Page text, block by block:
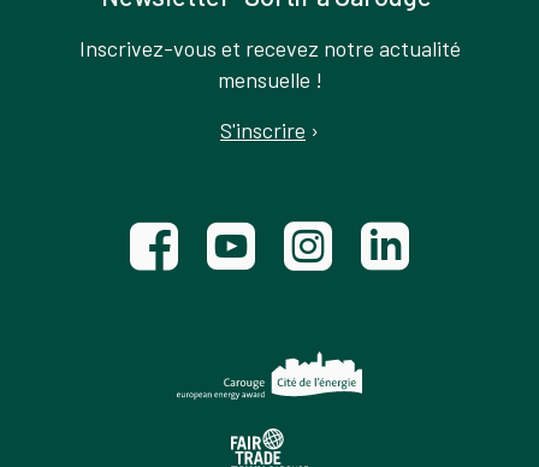
Inscrivez-vous et recevez notre actualité
mensuelle !
S'inscrire ›